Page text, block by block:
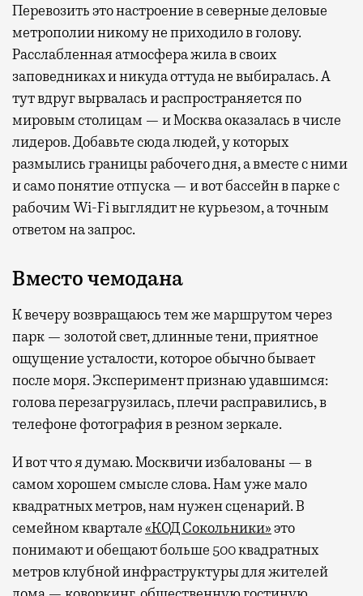
Перевозить это настроение в северные деловые
метрополии никому не приходило в голову.
Расслабленная атмосфера жила в своих
заповедниках и никуда оттуда не выбиралась. А
тут вдруг вырвалась и распространяется по
мировым столицам — и Москва оказалась в числе
лидеров. Добавьте сюда людей, у которых
размылись границы рабочего дня, а вместе с ними
и само понятие отпуска — и вот бассейн в парке с
рабочим Wi-Fi выглядит не курьезом, а точным
ответом на запрос.
Вместо чемодана
К вечеру возвращаюсь тем же маршрутом через
парк — золотой свет, длинные тени, приятное
ощущение усталости, которое обычно бывает
после моря. Эксперимент признаю удавшимся:
голова перезагрузилась, плечи расправились, в
телефоне фотография в резном зеркале.
И вот что я думаю. Москвичи избалованы — в
самом хорошем смысле слова. Нам уже мало
квадратных метров, нам нужен сценарий. В
семейном квартале«КОД Сокольники»это
понимают и обещают больше 500 квадратных
метров клубной инфраструктуры для жителей